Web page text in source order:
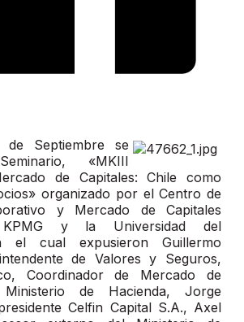
Septiembre se
«MKIII
de Capitales: Chile como
organizado por el Centro de
y Mercado de Capitales
KPMG y la Universidad del
el cual expusieron Guillermo
de Valores y Seguros,
Coordinador de Mercado de
de Hacienda, Jorge
Celfin Capital S.A., Axel